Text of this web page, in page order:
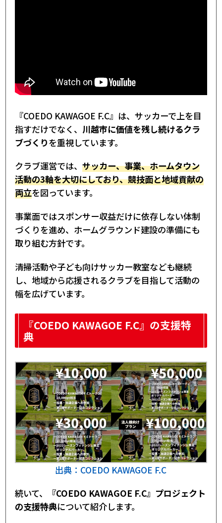
『COEDO KAWAGOE F.C』は、サッカーで上を目
指すだけでなく、 川越市に価値を残し続けるクラ
ブづくりを重視しています。
クラブ運営では、 サッカー、事業、ホームタウン
活動の3軸を大切にしており、競技面と地域貢献の
両立を図っています。
事業面ではスポンサー収益だけに依存しない体制
づくりを進め、ホームグラウンド建設の準備にも
取り組む方針です。
清掃活動や子ども向けサッカー教室なども継続
し、地域から応援されるクラブを目指して活動の
幅を広げています。
『COEDO KAWAGOE F.C』の支援特
典
出典：COEDO KAWAGOE F.C
続いて、
『COEDO KAWAGOE F.C』プロジェクト
の支援特典について紹介します。